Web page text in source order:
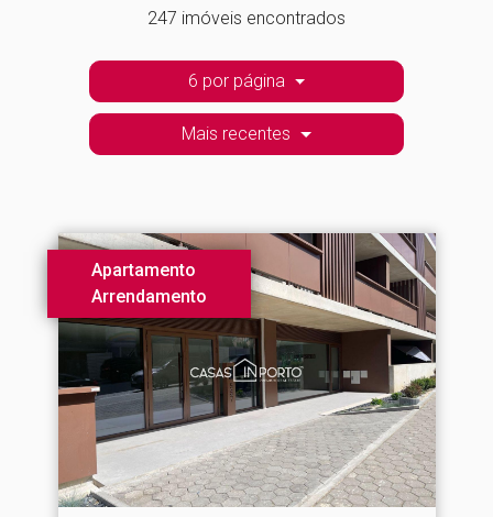
247 imóveis encontrados
6 por página
Mais recentes
Apartamento
Arrendamento